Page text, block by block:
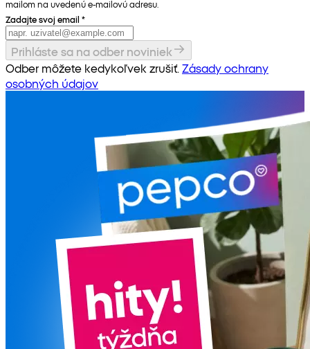
mailom na uvedenú e-mailovú adresu.
Zadajte svoj email *
Prihláste sa na odber noviniek
Odber môžete kedykoľvek zrušiť. Zásady ochrany
osobných údajov